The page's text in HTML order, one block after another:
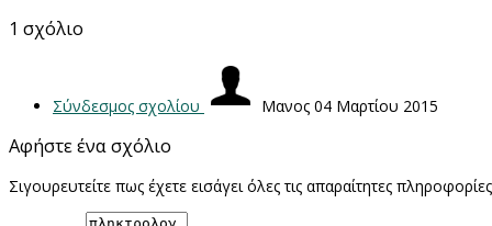
1 σχόλιο
Σύνδεσμος σχολίου Μανος 04 Μαρτίου 2015
Αφήστε ένα σχόλιο
Σιγουρευτείτε πως έχετε εισάγει όλες τις απαραίτητες